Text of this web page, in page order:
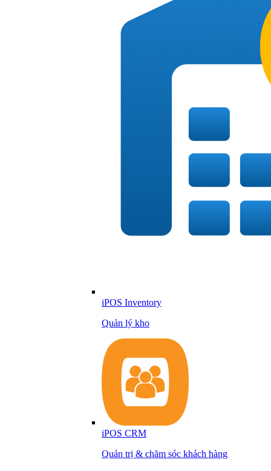
iPOS Inventory
Quản lý kho
iPOS CRM
Quản trị & chăm sóc khách hàng